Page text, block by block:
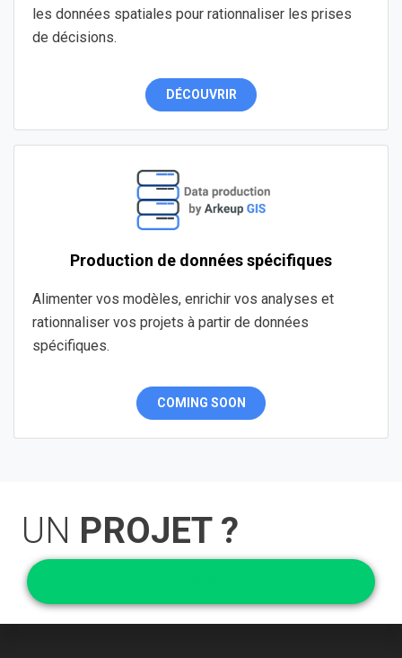
les données spatiales pour rationnaliser les prises
de décisions.
DÉCOUVRIR
Production de données spécifiques
Alimenter vos modèles, enrichir vos analyses et
rationnaliser vos projets à partir de données
spécifiques.
COMING SOON
UN PROJET ?